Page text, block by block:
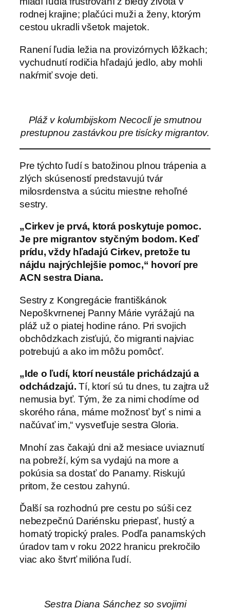
rodnej krajine; plačúci muži a ženy, ktorým
cestou ukradli všetok majetok.
Ranení ľudia ležia na provizórnych lôžkach;
vychudnutí rodičia hľadajú jedlo, aby mohli
nakŕmiť svoje deti.
Pláž v kolumbijskom Necoclí je smutnou
prestupnou zastávkou pre tisícky migrantov.
Pre týchto ľudí s batožinou plnou trápenia a
zlých skúseností predstavujú tvár
milosrdenstva a súcitu miestne rehoľné
sestry.
„Cirkev je prvá, ktorá poskytuje pomoc.
Je pre migrantov styčným bodom. Keď
prídu, vždy hľadajú Cirkev, pretože tu
nájdu najrýchlejšie pomoc,“ hovorí pre
ACN sestra Diana.
Sestry z Kongregácie františkánok
Nepoškvrnenej Panny Márie vyrážajú na
pláž už o piatej hodine ráno. Pri svojich
obchôdzkach zisťujú, čo migranti najviac
potrebujú a ako im môžu pomôcť.
„Ide o ľudí, ktorí neustále prichádzajú a
odchádzajú.Tí, ktorí sú tu dnes, tu zajtra už
nemusia byť. Tým, že za nimi chodíme od
skorého rána, máme možnosť byť s nimi a
načúvať im,“ vysvetľuje sestra Gloria.
Mnohí zas čakajú dni až mesiace uviaznutí
na pobreží, kým sa vydajú na more a
pokúsia sa dostať do Panamy. Riskujú
pritom, že cestou zahynú.
Ďalší sa rozhodnú pre cestu po súši cez
nebezpečnú Dariénsku priepasť, hustý a
hornatý tropický prales. Podľa panamských
úradov tam v roku 2022 hranicu prekročilo
viac ako štvrť milióna ľudí.
Sestra Diana Sánchez so svojimi